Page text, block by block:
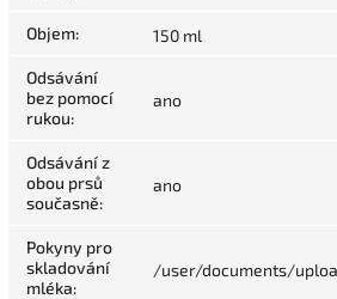
Objem: 150 ml
Odsávání
bez pomocí
rukou:
ano
Odsávání z
obou prsů
současně:
ano
Pokyny pro
skladování
mléka:
/user/documents/